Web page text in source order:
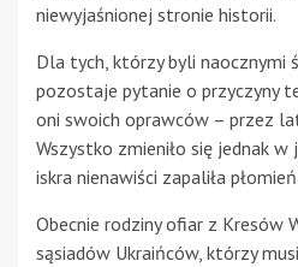
niewyjaśnionej stronie historii.
Dla tych, którzy byli naocznymi
pozostaje pytanie o przyczyny
oni swoich oprawców – przez
Wszystko zmieniło się jednak w
iskra nienawiści zapaliła
Obecnie rodziny ofiar z Kresów
sąsiadów Ukraińców, którzy